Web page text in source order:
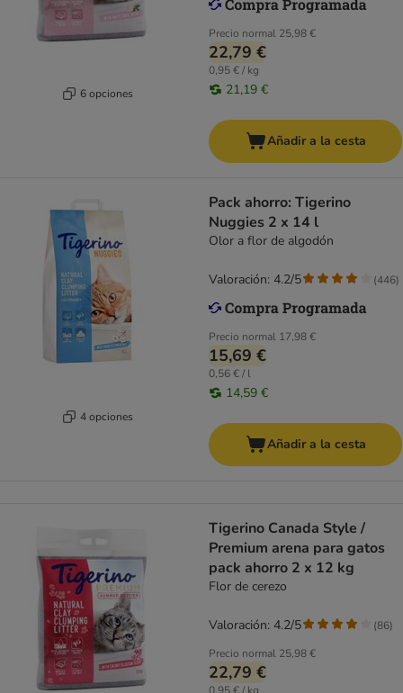
6 opciones
Precio normal 25,98 €
22,79 €
0,95 € / kg
21,19 €
Añadir a la cesta
4 opciones
Pack ahorro: Tigerino
Nuggies 2 x 14 l
Olor a flor de algodón
Precio normal 17,98 €
15,69 €
0,56 € / l
14,59 €
Valoración: 4.2/5 (446)
Añadir a la cesta
Tigerino Canada Style /
Premium arena para gatos
pack ahorro 2 x 12 kg
Flor de cerezo
Precio normal 25,98 €
22,79 €
Valoración: 4.2/5 (86)